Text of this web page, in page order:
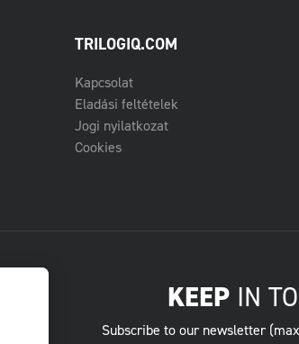
TRILOGIQ.COM
Kapcsolat
Eladási feltételek
Jogi nyilatkozat
Cookies
KEEPIN
Subscribe to our newsletter